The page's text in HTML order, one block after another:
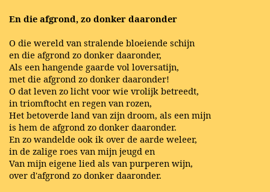
En die afgrond, zo donker daaronder
O die wereld van stralende bloeiende schijn
en die afgrond zo donker daaronder,
Als een hangende gaarde vol loversatijn,
met die afgrond zo donker daaronder!
O dat leven zo licht voor wie vrolijk betreedt,
in triomftocht en regen van rozen,
Het betoverde land van zijn droom, als een mijn
is hem de afgrond zo donker daaronder.
En zo wandelde ook ik over de aarde weleer,
in de zalige roes van mijn jeugd en
Van mijn eigene lied als van purperen wijn,
over d'afgrond zo donker daaronder.